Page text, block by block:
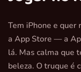
Tem iPhone e quer
a App Store — a
lá. Mas calma que
beleza. O truque é